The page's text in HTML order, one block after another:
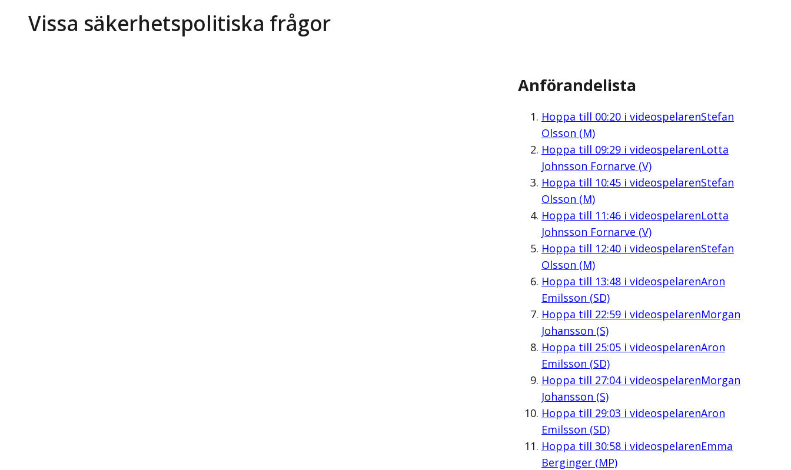
Vissa säkerhetspolitiska frågor
Anförandelista
Hoppa till 00:20i videospelarenStefan
Olsson (M)
Hoppa till 09:29i videospelarenLotta
Johnsson Fornarve (V)
Hoppa till 10:45i videospelarenStefan
Olsson (M)
Hoppa till 11:46i videospelarenLotta
Johnsson Fornarve (V)
Hoppa till 12:40i videospelarenStefan
Olsson (M)
Hoppa till 13:48i videospelarenAron
Emilsson (SD)
Hoppa till 22:59i videospelarenMorgan
Johansson (S)
Hoppa till 25:05i videospelarenAron
Emilsson (SD)
Hoppa till 27:04i videospelarenMorgan
Johansson (S)
Hoppa till 29:03 i videospelarenAron
Emilsson (SD)
Hoppa till 30:58i videospelarenEmma
Berginger (MP)